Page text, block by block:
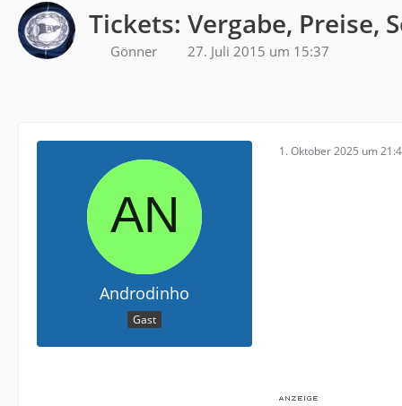
Tickets: Vergabe, Preise,
Gönner 27. Juli 2015 um 15:37
Androdinho
Gast
1. Oktober 2025 um